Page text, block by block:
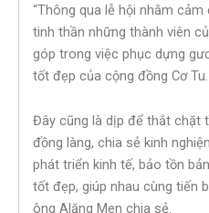
“Thông qua lễ hội nhằm cảm
tinh thần những thành viên
góp trong việc phục dựng
tốt đẹp của cộng đồng Cơ Tu.
Đây cũng là dịp để thắt chặt
đồng làng, chia sẻ kinh
phát triển kinh tế, bảo tồn
tốt đẹp, giúp nhau cùng tiến
ông Alăng Men chia sẻ.